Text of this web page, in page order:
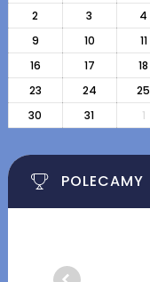
2
3 4
9
10 11
16
17 18
23
24 25
30
31 1
POLECAMY